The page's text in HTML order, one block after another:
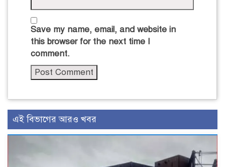
Save my name, email, and website in
this browser for the next time I
comment.
এই বিভাগের আরও খবর